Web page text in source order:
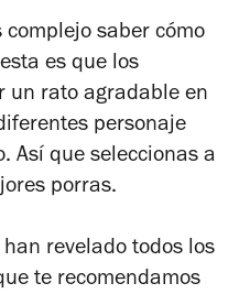
complejo saber cómo
es que los
un rato agradable en
personaje
Así que seleccionas a
porras.
revelado todos los
te recomendamos